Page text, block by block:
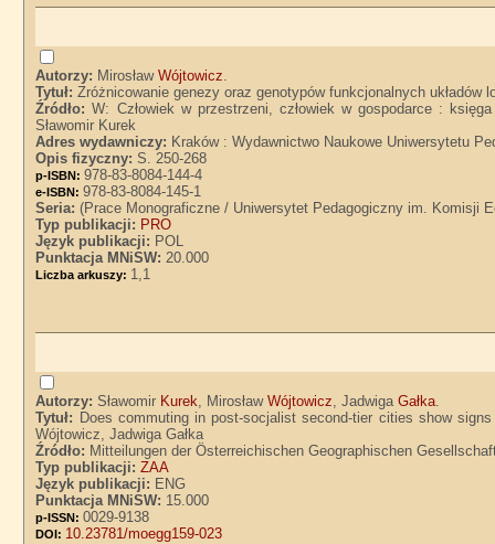
Autorzy: MirosławWójtowicz.
Tytuł:Zróżnicowanie genezy oraz genotypów funkcjonalnych
Źródło:W: Człowiek w przestrzeni, człowiek w gospodarce :
Sławomir Kurek
Adres wydawniczy: Kraków : Wydawnictwo Naukowe Uniwersytetu
Opis fizyczny:S. 250-268
p-ISBN:978-83-8084-144-4
e-ISBN:978-83-8084-145-1
Seria:(Prace Monograficzne / Uniwersytet Pedagogiczny im. Komisji
Typ publikacji: PRO
Język publikacji: POL
Punktacja MNiSW:20.000
Liczba arkuszy: 1,1
Autorzy:Sławomir Kurek, MirosławWójtowicz, JadwigaGałka.
Tytuł: Does commuting in post-socjalist second-tier cities show
Wójtowicz, Jadwiga Gałka
Źródło: Mitteilungen der Österreichischen Geographischen
Typ publikacji:ZAA
Język publikacji: ENG
Punktacja MNiSW: 15.000
p-ISSN:0029-9138
DOI: 10.23781/moegg159-023